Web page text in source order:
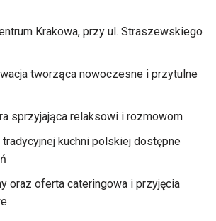
Krakowa, przy ul. Straszewskiego
tworząca nowoczesne i przytulne
sprzyjająca relaksowi i rozmowom
tradycyjnej kuchni polskiej dostępne
oraz oferta cateringowa i przyjęcia